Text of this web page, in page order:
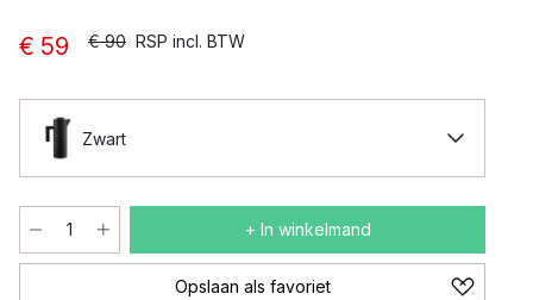
€ 59 € 90 RSP incl. BTW
Zwart
+ In winkelmand
Opslaan als favoriet